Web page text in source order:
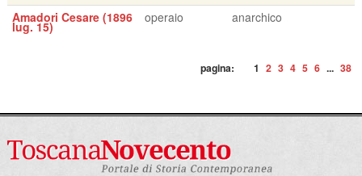
Amadori Cesare (1896
lug. 15)
operaio anarchico
pagina: 1 2 3 4 5 6 ... 38